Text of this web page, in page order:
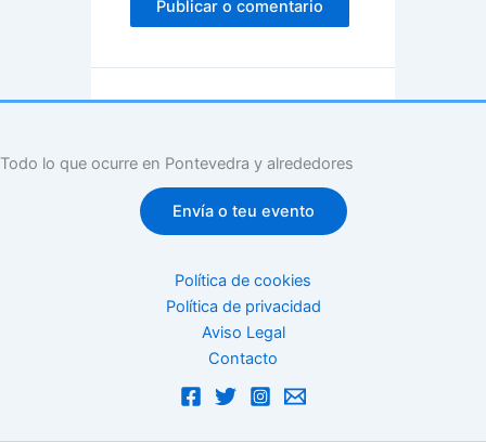
Todo lo que ocurre en Pontevedra y alrededores
Envía o teu evento
Política de cookies
Política de privacidad
Aviso Legal
Contacto